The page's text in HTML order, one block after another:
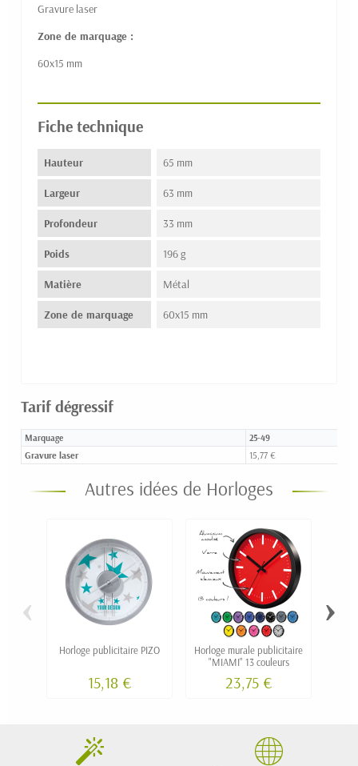
Gravure laser
Zone de marquage :
60x15 mm
Fiche technique
Hauteur 65 mm
Largeur 63 mm
Profondeur 33 mm
Poids 196 g
Matière Métal
Zone de marquage 60x15 mm
Tarif dégressif
Marquage 25-49
Gravure laser 15,77 €
Autres idées de Horloges
Horloge publicitaire PIZO
15,18 €
Horloge murale publicitaire
"MIAMI" 13 couleurs
23,75 €
‹ ›